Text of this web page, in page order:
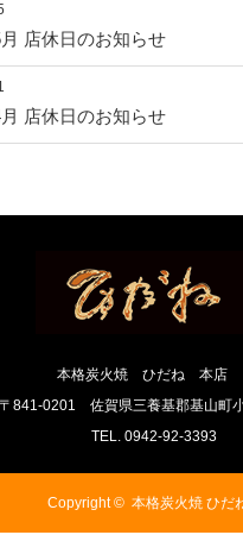
店休日のお知らせ
店休日のお知らせ
本格炭火焼 ひだね 本店
〒841-0201 佐賀県三養基郡基山町
TEL. 0942-92-3393
Copyright © 本格炭火焼 ひだ